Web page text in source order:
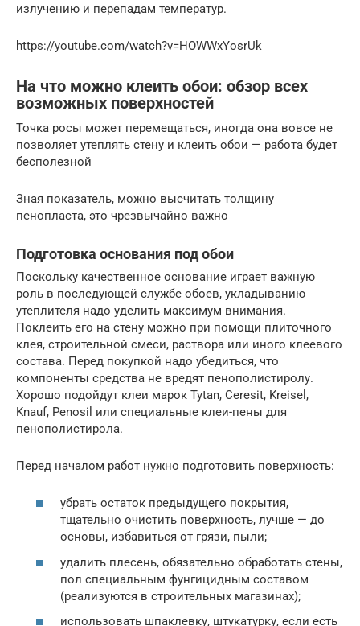
излучению и перепадам температур.
https://youtube.com/watch?v=HOWWxYosrUk
На что можно клеить обои: обзор всех
возможных поверхностей
Точка росы может перемещаться, иногда она вовсе не
позволяет утеплять стену и клеить обои — работа будет
бесполезной
Зная показатель, можно высчитать толщину
пенопласта, это чрезвычайно важно
Подготовка основания под обои
Поскольку качественное основание играет важную
роль в последующей службе обоев, укладыванию
утеплителя надо уделить максимум внимания.
Поклеить его на стену можно при помощи плиточного
клея, строительной смеси, раствора или иного клеевого
состава. Перед покупкой надо убедиться, что
компоненты средства не вредят пенополистиролу.
Хорошо подойдут клеи марок Tytan, Ceresit, Kreisel,
Knauf, Penosil или специальные клеи-пены для
пенополистирола.
Перед началом работ нужно подготовить поверхность:
убрать остаток предыдущего покрытия,
тщательно очистить поверхность, лучше — до
основы, избавиться от грязи, пыли;
удалить плесень, обязательно обработать стены,
пол специальным фунгицидным составом
(реализуются в строительных магазинах);
использовать шпаклевку, штукатурку, если есть